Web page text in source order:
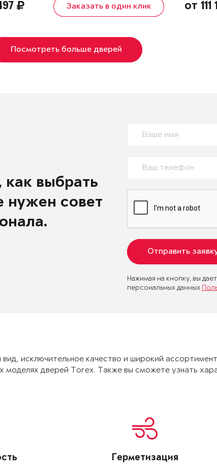
Заказать в один клик от 111
Посмотреть больше дверей
выбрать
нужен совет
Отправить
Нажимая на кнопку, вы
персональных данных
вид, исключительное качество и широкий
дверей Torex. Также вы сможете узнать
Герметизация